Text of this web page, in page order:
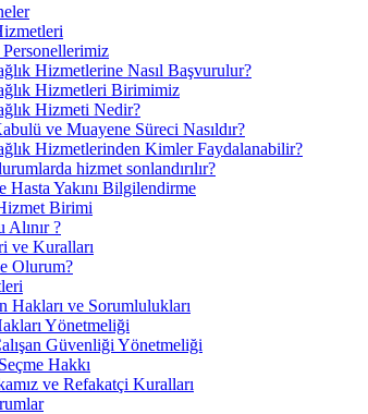
Hizmetlerine Nasıl Başvurulur?
Hizmetleri Birimimiz
Hizmeti Nedir?
ve Muayene Süreci Nasıldır?
Hizmetlerinden Kimler Faydalanabilir?
hizmet sonlandırılır?
Hasta Yakını Bilgilendirme
Birimi
Alınır ?
ve Kuralları
Olurum?
Hakları ve Sorumlulukları
Yönetmeliği
Güvenliği Yönetmeliği
Hakkı
ve Refakatçi Kuralları